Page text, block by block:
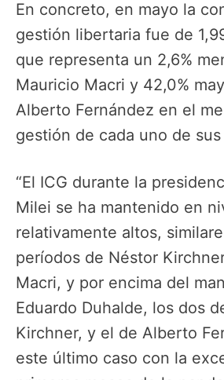
En concreto, en mayo la
gestión libertaria fue de
que representa un 2,6%
Mauricio Macri y 42,0%
Alberto Fernández en el
gestión de cada uno de
“El ICG durante la
Milei se ha mantenido en
relativamente altos,
períodos de Néstor
Macri, y por encima del
Eduardo Duhalde, los dos
Kirchner, y el de Alberto
este último caso con la